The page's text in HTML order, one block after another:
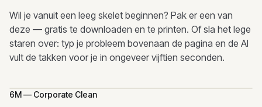
Wil je vanuit een leeg skelet beginnen? Pak er een van
deze — gratis te downloaden en te printen. Of sla het lege
staren over: typ je probleem bovenaan de pagina en de AI
vult de takken voor je in ongeveer vijftien seconden.
6M — Corporate Clean